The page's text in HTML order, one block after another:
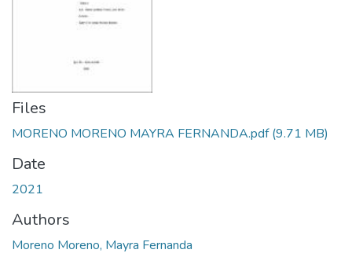
Files
MORENO MORENO MAYRA FERNANDA.pdf(9.71 MB)
Date
2021
Authors
Moreno Moreno, Mayra Fernanda